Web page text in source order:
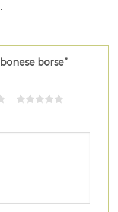
borse”